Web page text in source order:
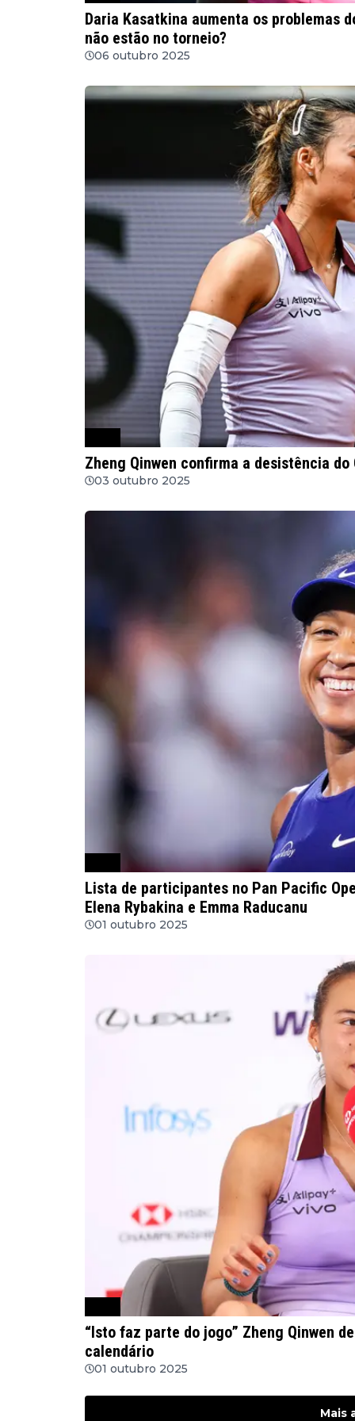
Daria Kasatkina aumenta os problemas
não estão no torneio?
06 outubro 2025
Zheng Qinwen confirma a desistência
03 outubro 2025
Lista de participantes no Pan Pacific
Elena Rybakina e Emma Raducanu
01 outubro 2025
“Isto faz parte do jogo” Zheng Qinwen
calendário
01 outubro 2025
Mais